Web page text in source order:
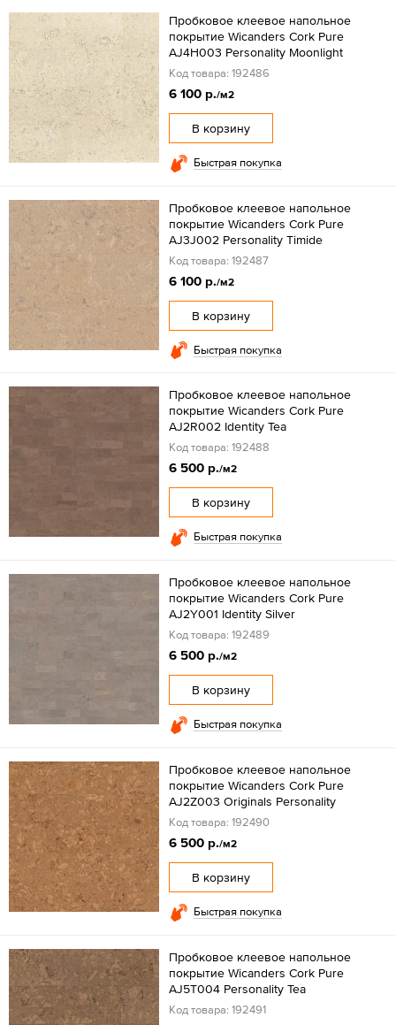
Пробковое клеевое напольное
покрытие Wicanders Cork Pure
AJ4H003 Personality Moonlight
Код товара: 192486
6 100 р./м2
В корзину
Быстрая покупка
Пробковое клеевое напольное
покрытие Wicanders Cork Pure
AJ3J002 Personality Timide
Код товара: 192487
6 100 р./м2
В корзину
Быстрая покупка
Пробковое клеевое напольное
покрытие Wicanders Cork Pure
AJ2R002 Identity Tea
Код товара: 192488
6 500 р./м2
В корзину
Быстрая покупка
Пробковое клеевое напольное
покрытие Wicanders Cork Pure
AJ2Y001 Identity Silver
Код товара: 192489
6 500 р./м2
В корзину
Быстрая покупка
Пробковое клеевое напольное
покрытие Wicanders Cork Pure
AJ2Z003 Originals Personality
Код товара: 192490
6 500 р./м2
В корзину
Быстрая покупка
Пробковое клеевое напольное
покрытие Wicanders Cork Pure
AJ5T004 Personality Tea
Код товара: 192491